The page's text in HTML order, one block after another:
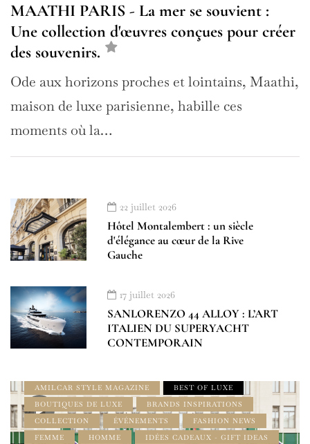
MAATHI PARIS - La mer se souvient :
Une collection d'œuvres conçues pour créer
des souvenirs.
Ode aux horizons proches et lointains, Maathi,
maison de luxe parisienne, habille ces
moments où la…
22 juillet 2026
Hôtel Montalembert : un siècle
d'élégance au cœur de la Rive
Gauche
17 juillet 2026
SANLORENZO 44 ALLOY : L’ART
ITALIEN DU SUPERYACHT
CONTEMPORAIN
À LA UNE
AMILCAR INTERNATIONAL
AMILCAR ITALIA MAGAZINE
AMILCAR MAGAZINE
AMILCAR STYLE MAGAZINE
BEST OF LUXE
BOUTIQUES DE LUXE
BRANDS INSPIRATIONS
COLLECTION
ÉVÉNEMENTS
FASHION NEWS
FEMME
HOMME
IDÉES CADEAUX - GIFT IDEAS